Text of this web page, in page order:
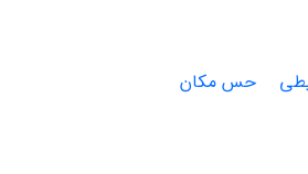
حس مکان